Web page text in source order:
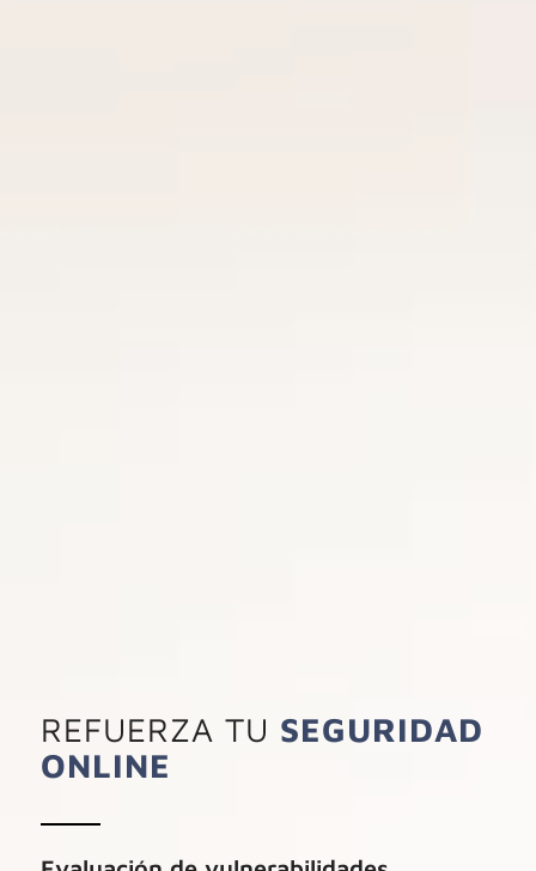
REFUERZA TU SEGURIDAD
ONLINE